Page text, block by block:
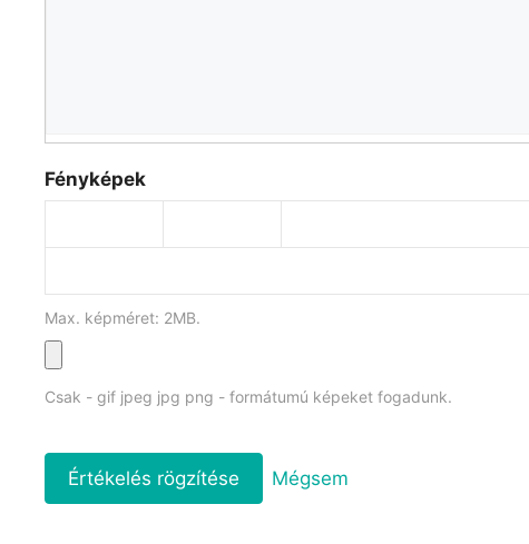
Fényképek
Max. képméret: 2MB.
Csak - gif jpeg jpg png - formátumú képeket fogadunk.
Mégsem